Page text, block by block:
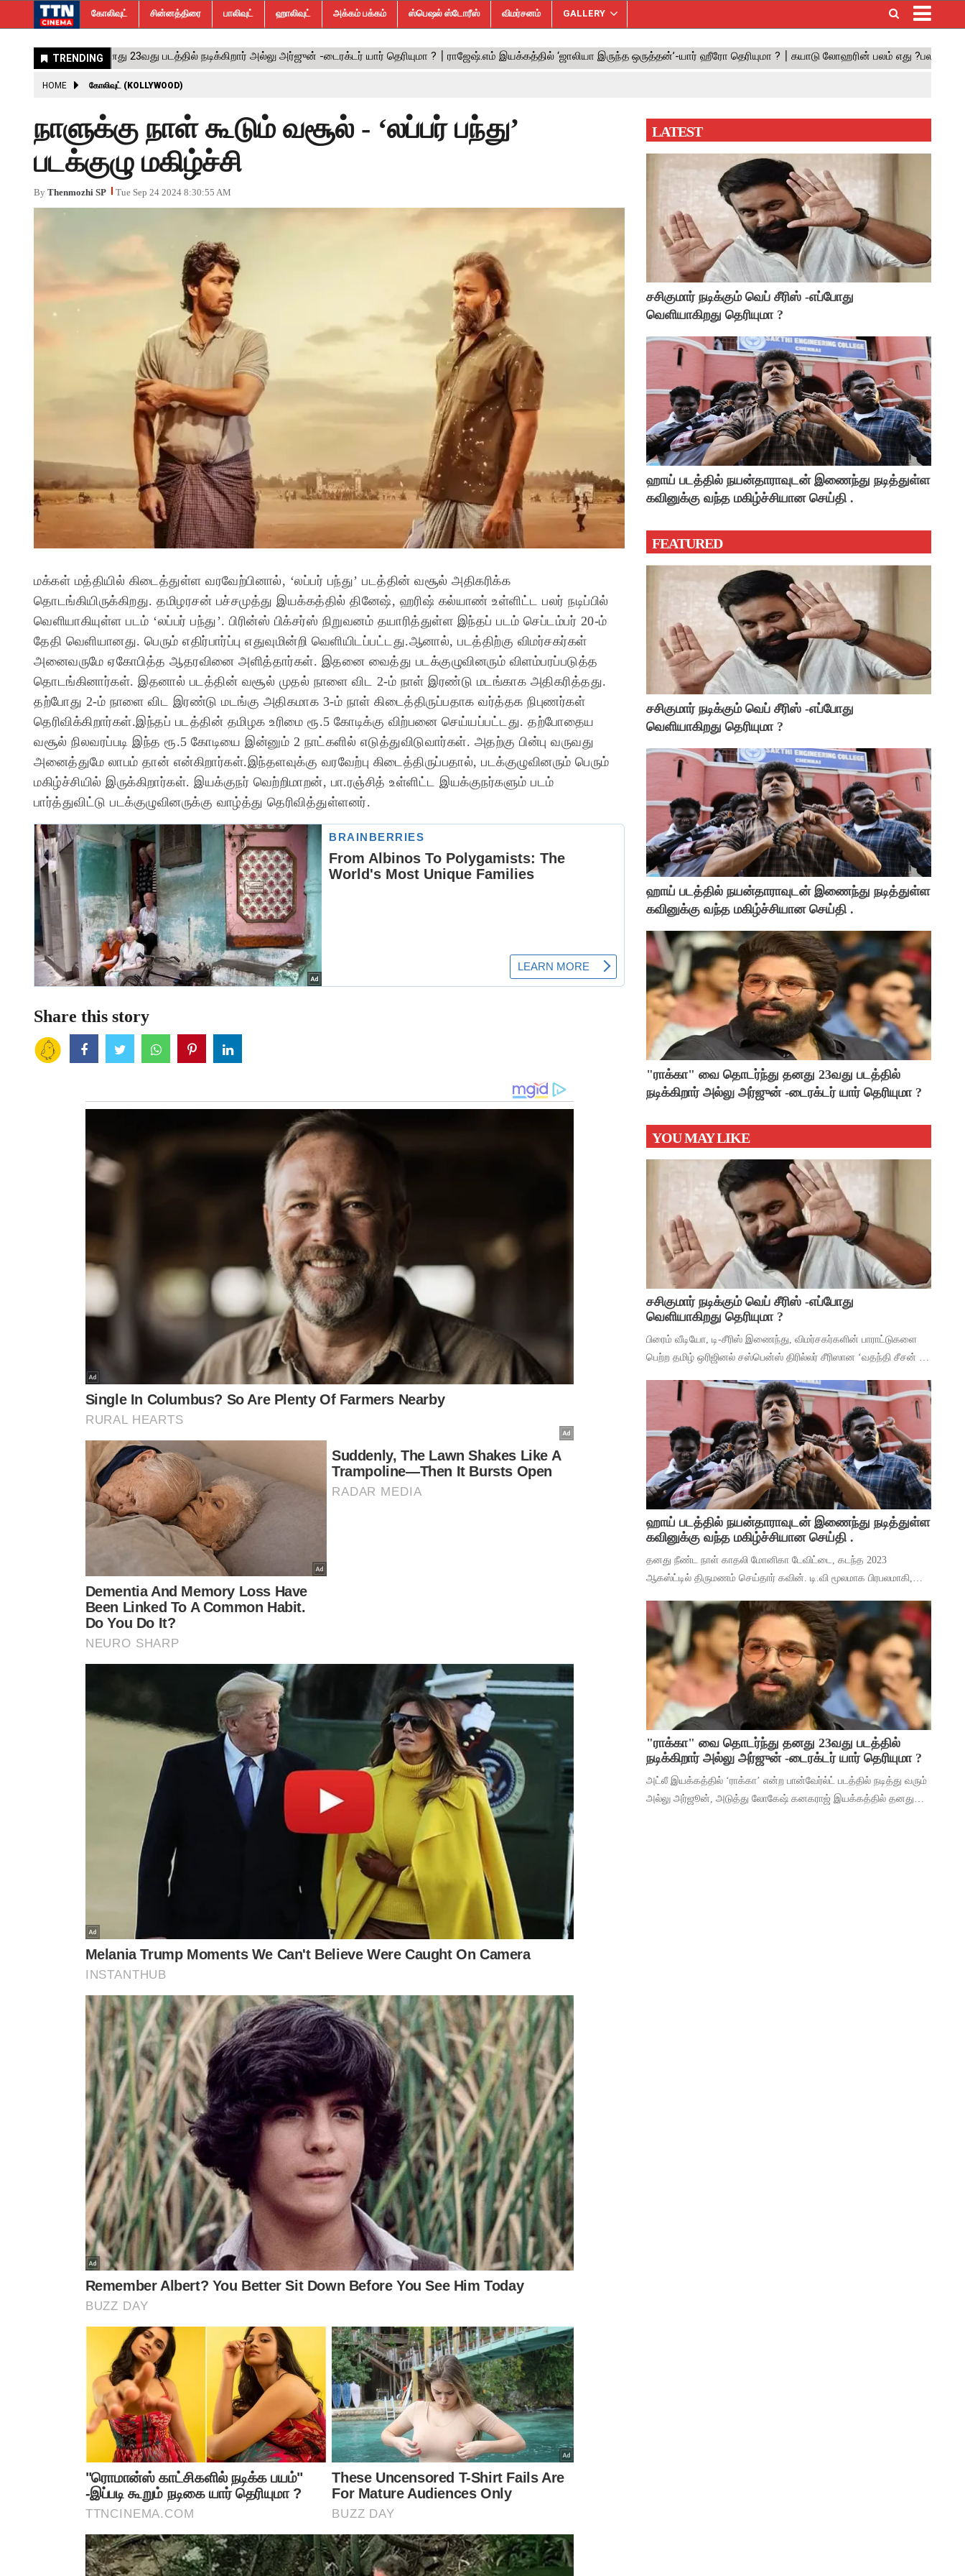
கோலிவுட் சின்னத்திரை பாலிவுட் ஹாலிவுட் அக்கம் பக்கம் ஸ்பெஷல் ஸ்டோரீஸ் விமர்சனம் GALLERY
HOME கோலிவுட் (KOLLYWOOD)
நாளுக்கு நாள் கூடும் வசூல் - ‘லப்பர் பந்து’
படக்குழு மகிழ்ச்சி
By Thenmozhi SP Tue Sep 24 2024 8:30:55 AM
மக்கள் மத்தியில் கிடைத்துள்ள வரவேற்பினால், ‘லப்பர் பந்து’ படத்தின் வசூல் அதிகரிக்க
தொடங்கியிருக்கிறது. தமிழரசன் பச்சமுத்து இயக்கத்தில் தினேஷ், ஹரிஷ் கல்யாண் உள்ளிட்ட பலர் நடிப்பில்
வெளியாகியுள்ள படம் ‘லப்பர் பந்து’. பிரின்ஸ் பிக்சர்ஸ் நிறுவனம் தயாரித்துள்ள இந்தப் படம் செப்டம்பர் 20-ம்
தேதி வெளியானது. பெரும் எதிர்பார்ப்பு எதுவுமின்றி வெளியிடப்பட்டது.ஆனால், படத்திற்கு விமர்சகர்கள்
அனைவருமே ஏகோபித்த ஆதரவினை அளித்தார்கள். இதனை வைத்து படக்குழுவினரும் விளம்பரப்படுத்த
தொடங்கினார்கள். இதனால் படத்தின் வசூல் முதல் நாளை விட 2-ம் நாள் இரண்டு மடங்காக அதிகரித்தது.
தற்போது 2-ம் நாளை விட இரண்டு மடங்கு அதிகமாக 3-ம் நாள் கிடைத்திருப்பதாக வர்த்தக நிபுணர்கள்
தெரிவிக்கிறார்கள்.இந்தப் படத்தின் தமிழக உரிமை ரூ.5 கோடிக்கு விற்பனை செய்யப்பட்டது. தற்போதைய
வசூல் நிலவரப்படி இந்த ரூ.5 கோடியை இன்னும் 2 நாட்களில் எடுத்துவிடுவார்கள். அதற்கு பின்பு வருவது
அனைத்துமே லாபம் தான் என்கிறார்கள்.இந்தளவுக்கு வரவேற்பு கிடைத்திருப்பதால், படக்குழுவினரும் பெரும்
மகிழ்ச்சியில் இருக்கிறார்கள். இயக்குநர் வெற்றிமாறன், பா.ரஞ்சித் உள்ளிட்ட இயக்குநர்களும் படம்
பார்த்துவிட்டு படக்குழுவினருக்கு வாழ்த்து தெரிவித்துள்ளனர்.
Share this story
LATEST
சசிகுமார் நடிக்கும் வெப் சீரிஸ் -எப்போது
வெளியாகிறது தெரியுமா ?
ஹாய் படத்தில் நயன்தாராவுடன் இணைந்து நடித்துள்ள
கவினுக்கு வந்த மகிழ்ச்சியான செய்தி .
FEATURED
சசிகுமார் நடிக்கும் வெப் சீரிஸ் -எப்போது
வெளியாகிறது தெரியுமா ?
ஹாய் படத்தில் நயன்தாராவுடன் இணைந்து நடித்துள்ள
கவினுக்கு வந்த மகிழ்ச்சியான செய்தி .
"ராக்கா" வை தொடர்ந்து தனது 23வது படத்தில்
நடிக்கிறார் அல்லு அர்ஜுன் -டைரக்டர் யார் தெரியுமா ?
YOU MAY LIKE
சசிகுமார் நடிக்கும் வெப் சீரிஸ் -எப்போது
வெளியாகிறது தெரியுமா ?
பிரைம் வீடியோ, டி-சீரிஸ் இணைந்து, விமர்சகர்களின் பாராட்டுகளை
பெற்ற தமிழ் ஒரிஜினல் சஸ்பென்ஸ் திரில்லர் சீரிஸான ‘வதந்தி சீசன் 2:
வெளியிட்டுள்ளனர். ச
ஹாய் படத்தில் நயன்தாராவுடன் இணைந்து நடித்துள்ள
கவினுக்கு வந்த மகிழ்ச்சியான செய்தி .
தனது நீண்ட நாள் காதலி மோனிகா டேவிட்டை, கடந்த 2023
ஆகஸ்ட்டில் திருமணம் செய்தார் கவின். டி.வி மூலமாக பிரபலமாகி,
மூலம் ஹீரோவாக மாறி வெற்றிபெ
"ராக்கா" வை தொடர்ந்து தனது 23வது படத்தில்
நடிக்கிறார் அல்லு அர்ஜுன் -டைரக்டர் யார் தெரியுமா ?
அட்லீ இயக்கத்தில் ‘ராக்கா’ என்ற பான்வேர்ல்ட் படத்தில் நடித்து வரும்
அல்லு அர்ஜூன், அடுத்து லோகேஷ் கனகராஜ் இயக்கத்தில் தனது